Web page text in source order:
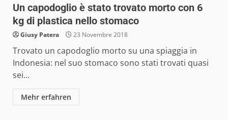
Un capodoglio è stato trovato morto con 6
kg di plastica nello stomaco
Giusy Patera 23 Novembre 2018
Trovato un capodoglio morto su una spiaggia in
Indonesia: nel suo stomaco sono stati trovati quasi
sei...
Mehr erfahren